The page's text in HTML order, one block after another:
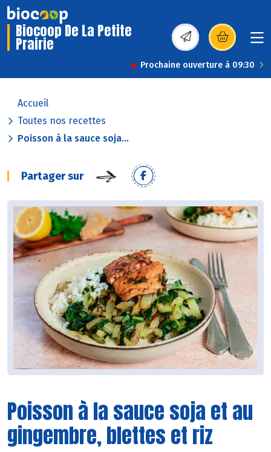
Biocoop De La Petite
Prairie (s’ouvre dans une
Prochaine ouverture à 09:30
Accueil
Toutes nos recettes
Poisson à la sauce soja...
Partager sur
Poisson à la sauce soja et au
gingembre, blettes et riz